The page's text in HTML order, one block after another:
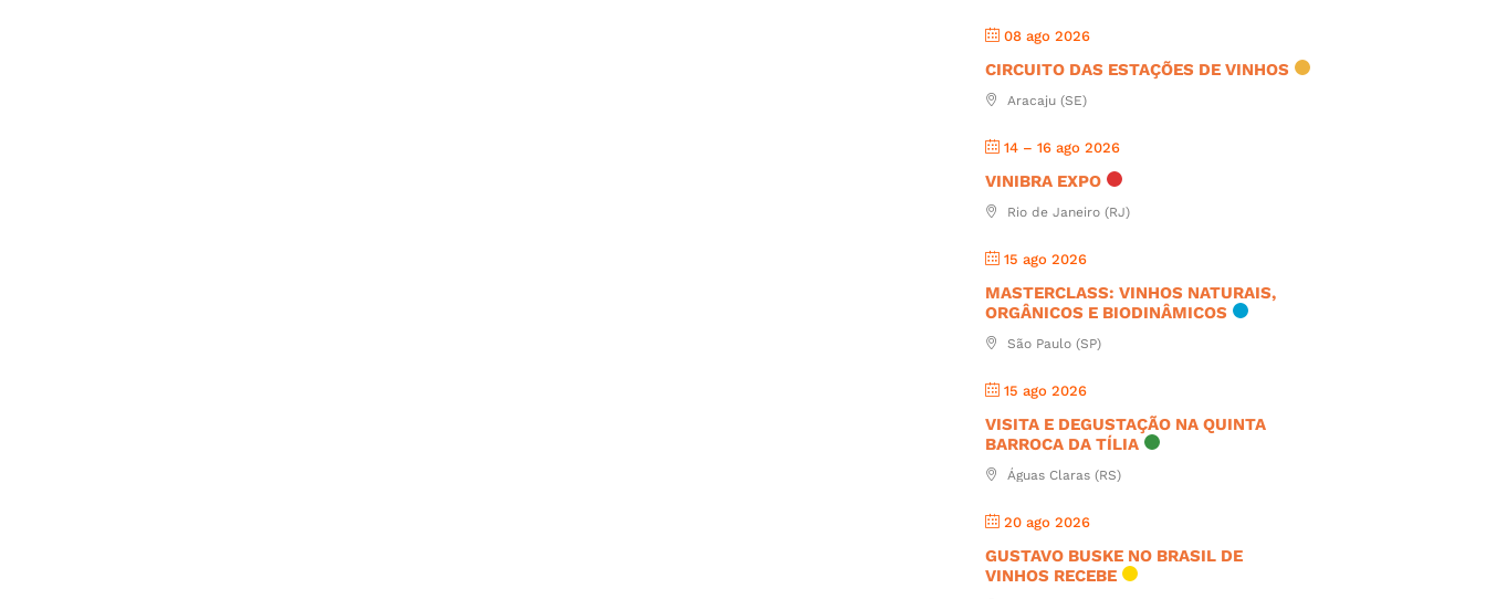
08 ago 2026
CIRCUITO DAS ESTAÇÕES DE VINHOS
Aracaju (SE)
14 – 16 ago 2026
VINIBRA EXPO
Rio de Janeiro (RJ)
15 ago 2026
MASTERCLASS: VINHOS NATURAIS,
ORGÂNICOS E BIODINÂMICOS
São Paulo (SP)
15 ago 2026
VISITA E DEGUSTAÇÃO NA QUINTA
BARROCA DA TÍLIA
Águas Claras (RS)
20 ago 2026
GUSTAVO BUSKE NO BRASIL DE
VINHOS RECEBE